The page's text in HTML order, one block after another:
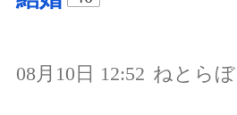
08月10日 12:52 ねとらぼ